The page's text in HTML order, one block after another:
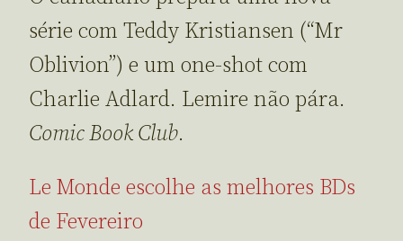
série com Teddy Kristiansen (“Mr
Oblivion”) e um one-shot com
Charlie Adlard. Lemire não pára.
Comic Book Club.
Le Monde escolhe as melhores BDs
de Fevereiro